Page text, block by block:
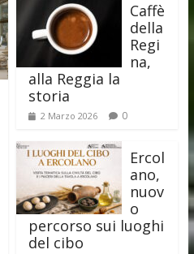
Caffè
della
Regi
na,
alla Reggia la
storia
2 Marzo 2026 0
Ercol
ano,
nuov
o
percorso sui luoghi
del cibo